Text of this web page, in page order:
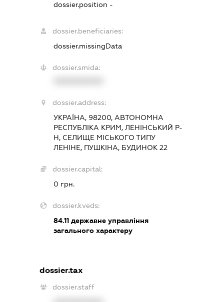
dossier.position -
dossier.beneficiaries:
dossier.missingData
dossier.smida:
dossier.address:
УКРАЇНА, 98200, АВТОНОМНА
РЕСПУБЛІКА КРИМ, ЛЕНІНСЬКИЙ Р-
Н, СЕЛИЩЕ МІСЬКОГО ТИПУ
ЛЕНІНЕ, ПУШКІНА, БУДИНОК 22
dossier.capital:
0 грн.
dossier.kveds:
84.11 державне управління
загального характеру
dossier.tax
dossier.staff